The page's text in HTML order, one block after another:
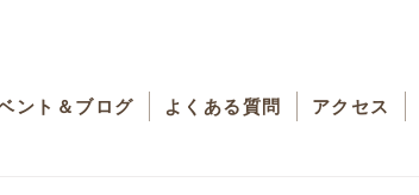
ント＆ブログ よくある質問 アクセス